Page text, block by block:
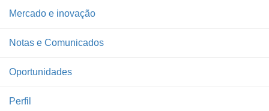
Mercado e inovação
Notas e Comunicados
Oportunidades
Perfil